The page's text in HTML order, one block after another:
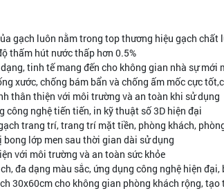
gạch luôn nằm trong top thương hiệu gạch chất
thấm hút nước thấp hơn 0.5%
tinh tế mang đến cho không gian nhà sự mới
xước, chống bám bẩn và chống ấm mốc cực
thân thiện với môi trường và an toàn khi sử dụng
công nghệ tiến tiến, in kỹ thuật số 3D hiện đại
trang trí, trang trí mặt tiền, phòng khách,
bong lớp men sau thời gian dài sử dụng
với môi trường và an toàn sức khỏe
đa dạng màu sắc, ứng dụng công nghệ hiện
30x60cm cho không gian phòng khách rộng,